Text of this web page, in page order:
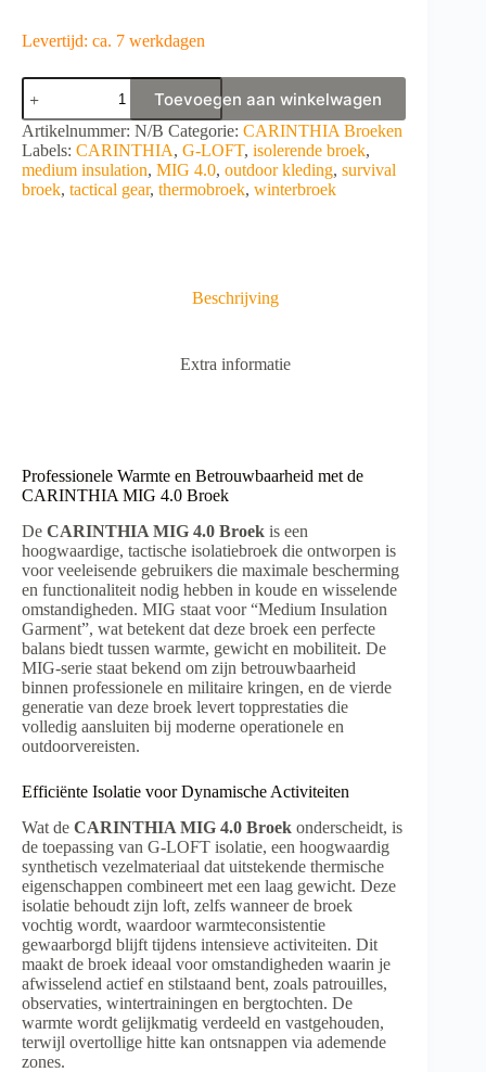
Levertijd: ca. 7 werkdagen
CARINTHIA
MIG
4.0
Broek
aantal
Toevoegen aan winkelwagen
A
l
t
e
Artikelnummer: N/B Categorie: CARINTHIA Broeken
Labels: CARINTHIA, G-LOFT, isolerende broek,
medium insulation, MIG 4.0, outdoor kleding, survival
broek, tactical gear, thermobroek, winterbroek
Beschrijving
Extra informatie
Professionele Warmte en Betrouwbaarheid met de
CARINTHIA MIG 4.0 Broek
De CARINTHIA MIG 4.0 Broek is een
hoogwaardige, tactische isolatiebroek die ontworpen is
voor veeleisende gebruikers die maximale bescherming
en functionaliteit nodig hebben in koude en wisselende
omstandigheden. MIG staat voor “Medium Insulation
Garment”, wat betekent dat deze broek een perfecte
balans biedt tussen warmte, gewicht en mobiliteit. De
MIG-serie staat bekend om zijn betrouwbaarheid
binnen professionele en militaire kringen, en de vierde
generatie van deze broek levert topprestaties die
volledig aansluiten bij moderne operationele en
outdoorvereisten.
Efficiënte Isolatie voor Dynamische Activiteiten
Wat de CARINTHIA MIG 4.0 Broek onderscheidt, is
de toepassing van G-LOFT isolatie, een hoogwaardig
synthetisch vezelmateriaal dat uitstekende thermische
eigenschappen combineert met een laag gewicht. Deze
isolatie behoudt zijn loft, zelfs wanneer de broek
vochtig wordt, waardoor warmteconsistentie
gewaarborgd blijft tijdens intensieve activiteiten. Dit
maakt de broek ideaal voor omstandigheden waarin je
afwisselend actief en stilstaand bent, zoals patrouilles,
observaties, wintertrainingen en bergtochten. De
warmte wordt gelijkmatig verdeeld en vastgehouden,
terwijl overtollige hitte kan ontsnappen via ademende
zones.